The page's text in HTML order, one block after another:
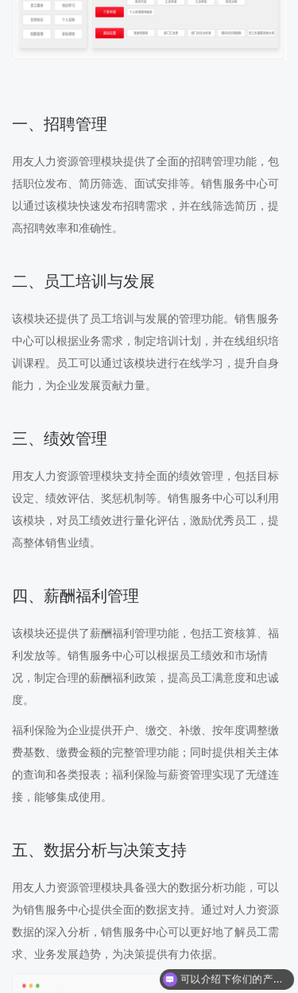
一、招聘管理
用友人力资源管理模块提供了全面的招聘管理功能，包
括职位发布、简历筛选、面试安排等。销售服务中心可
以通过该模块快速发布招聘需求，并在线筛选简历，提
高招聘效率和准确性。
二、员工培训与发展
该模块还提供了员工培训与发展的管理功能。销售服务
中心可以根据业务需求，制定培训计划，并在线组织培
训课程。员工可以通过该模块进行在线学习，提升自身
能力，为企业发展贡献力量。
三、绩效管理
用友人力资源管理模块支持全面的绩效管理，包括目标
设定、绩效评估、奖惩机制等。销售服务中心可以利用
该模块，对员工绩效进行量化评估，激励优秀员工，提
高整体销售业绩。
四、薪酬福利管理
该模块还提供了薪酬福利管理功能，包括工资核算、福
利发放等。销售服务中心可以根据员工绩效和市场情
况，制定合理的薪酬福利政策，提高员工满意度和忠诚
度。
福利保险为企业提供开户、缴交、补缴、按年度调整缴
费基数、缴费金额的完整管理功能；同时提供相关主体
的查询和各类报表；福利保险与薪资管理实现了无缝连
接，能够集成使用。
五、数据分析与决策支持
用友人力资源管理模块具备强大的数据分析功能，可以
为销售服务中心提供全面的数据支持。通过对人力资源
数据的深入分析，销售服务中心可以更好地了解员工需
求、业务发展趋势，为决策提供有力依据。
可以介绍下你们的产品么？